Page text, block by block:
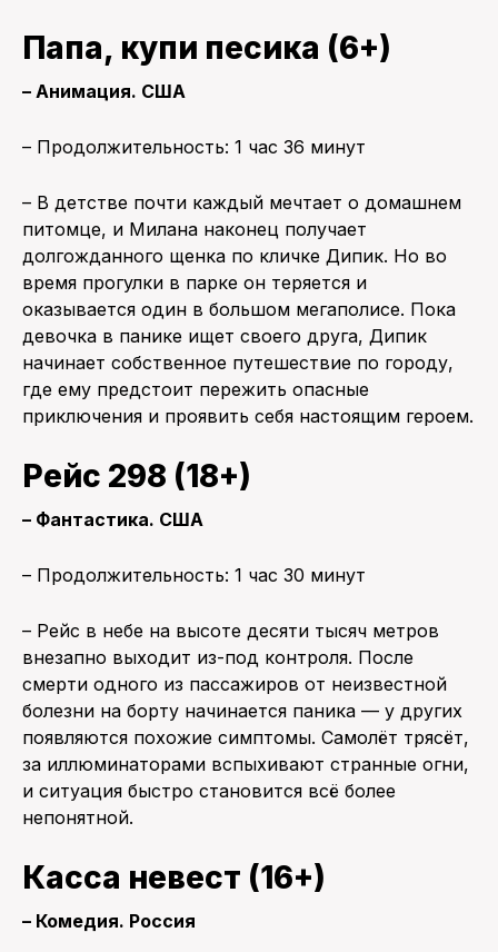
Папа, купи песика (6+)
– Анимация. США
– Продолжительность: 1 час 36 минут
– В детстве почти каждый мечтает о домашнем
питомце, и Милана наконец получает
долгожданного щенка по кличке Дипик. Но во
время прогулки в парке он теряется и
оказывается один в большом мегаполисе. Пока
девочка в панике ищет своего друга, Дипик
начинает собственное путешествие по городу,
где ему предстоит пережить опасные
приключения и проявить себя настоящим героем.
Рейс 298 (18+)
– Фантастика. США
– Продолжительность: 1 час 30 минут
– Рейс в небе на высоте десяти тысяч метров
внезапно выходит из-под контроля. После
смерти одного из пассажиров от неизвестной
болезни на борту начинается паника — у других
появляются похожие симптомы. Самолёт трясёт,
за иллюминаторами вспыхивают странные огни,
и ситуация быстро становится всё более
непонятной.
Касса невест (16+)
– Комедия. Россия